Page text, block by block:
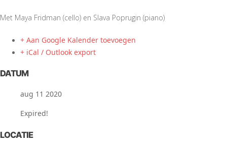
Met Maya Fridman (cello) en Slava Poprugin (piano)
+ Aan Google Kalender toevoegen
+ iCal / Outlook export
DATUM
aug 11 2020
Expired!
LOCATIE